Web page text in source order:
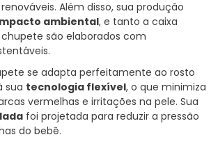
Além disso, sua produção
ambiental, e tanto a caixa
são elaborados com
se adapta perfeitamente ao rosto
sua tecnologia flexível, o que minimiza
vermelhas e irritações na pele. Sua
foi projetada para reduzir a pressão
do bebê.